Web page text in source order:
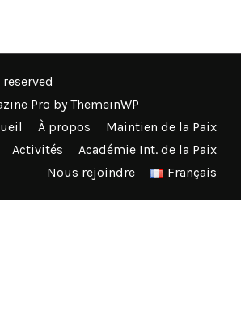
Pro byThemeinWP
À propos
Maintien de la Paix
Activités
Académie Int. de la Paix
Nous rejoindre
Français